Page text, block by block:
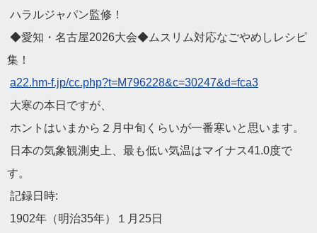
ハラルジャパン監修！
◆愛知・名古屋2026大会◆ムスリム対応なごやめしレシピ
集！
a22.hm-f.jp/cc.php?t=M796228&c=30247&d=fca3
大寒の本日ですが、
ホントはいまから２月中旬くらいが一番寒いと思います。
日本の気象観測史上、最も低い気温はマイナス41.0度で
す。
記録日時:
1902年（明治35年）１月25日